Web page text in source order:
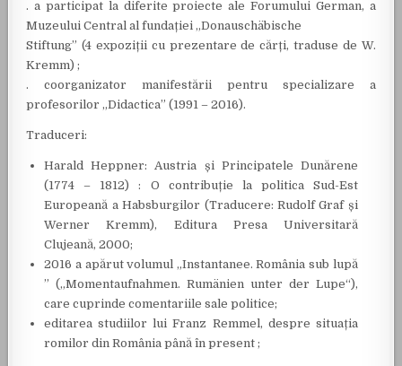
. a participat la diferite proiecte ale Forumului German, a
Muzeului Central al fundației „Donauschäbische
Stiftung” (4 expoziții cu prezentare de cărți, traduse de W.
Kremm) ;
. coorganizator manifestării pentru specializare a
profesorilor „Didactica” (1991 – 2016).
Traduceri:
Harald Heppner: Austria și Principatele Dunărene
(1774 – 1812) : O contribuție la politica Sud-Est
Europeană a Habsburgilor (Traducere: Rudolf Graf și
Werner Kremm), Editura Presa Universitară
Clujeană, 2000;
2016 a apărut volumul „Instantanee. România sub lupă
” („Momentaufnahmen. Rumänien unter der Lupe“),
care cuprinde comentariile sale politice;
editarea studiilor lui Franz Remmel, despre situația
romilor din România până în present ;